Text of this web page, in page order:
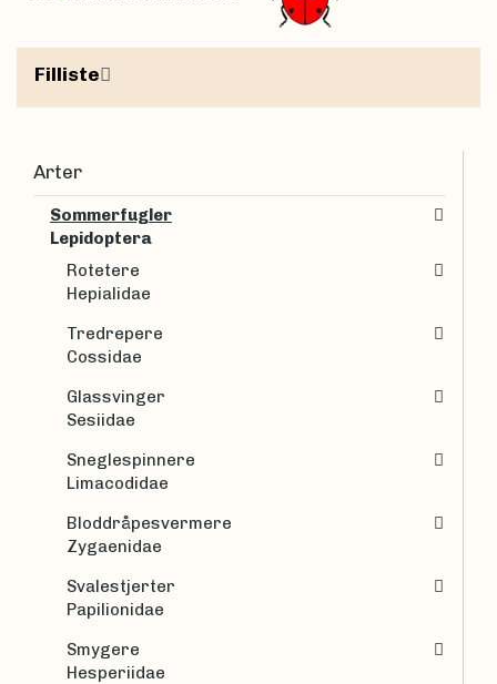
Filliste
Arter
Sommerfugler
Lepidoptera
Rotetere
Hepialidae
Tredrepere
Cossidae
Glassvinger
Sesiidae
Sneglespinnere
Limacodidae
Bloddråpesvermere
Zygaenidae
Svalestjerter
Papilionidae
Smygere
Hesperiidae